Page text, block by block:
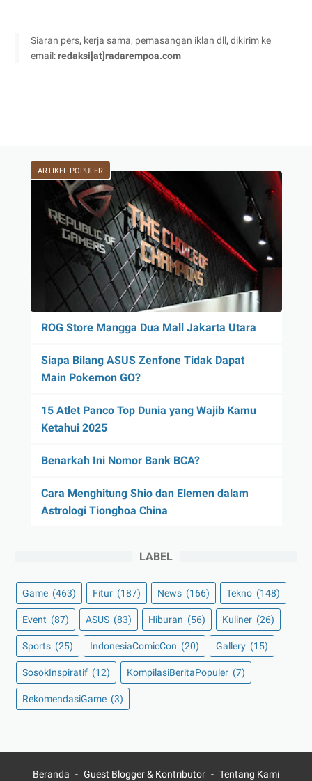
Siaran pers, kerja sama, pemasangan iklan dll, dikirim ke
email:redaksi[at]radarempoa.com
ARTIKEL POPULER
ROG Store Mangga Dua Mall Jakarta Utara
Siapa Bilang ASUS Zenfone Tidak Dapat
Main Pokemon GO?
15 Atlet Panco Top Dunia yang Wajib Kamu
Ketahui 2025
Benarkah Ini Nomor Bank BCA?
Cara Menghitung Shio dan Elemen dalam
Astrologi Tionghoa China
LABEL
Game (463) Fitur (187) News (166) Tekno (148)
Event (87) ASUS (83) Hiburan (56) Kuliner (26)
Sports (25) IndonesiaComicCon (20) Gallery (15)
SosokInspiratif (12) KompilasiBeritaPopuler (7)
RekomendasiGame (3)
Beranda Guest Blogger & Kontributor Tentang Kami